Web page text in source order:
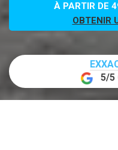
À PARTIR DE
OBTENIR
5/5